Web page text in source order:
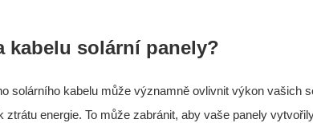
kabelu solární panely?
solárního kabelu může významně ovlivnit výkon vašich
ztrátu energie. To může zabránit, aby vaše panely